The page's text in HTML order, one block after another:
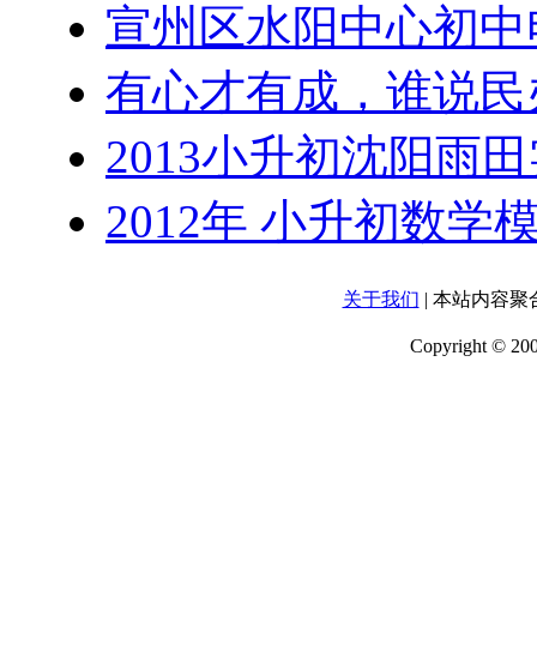
宣州区水阳中心初
有心才有成，谁说
2013小升初沈阳雨
2012年 小升初数学
关于我们 | 本站内容
Copyright ©